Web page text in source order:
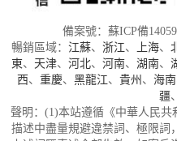
備案號：蘇ICP備
暢銷區域： 江蘇、 浙江、 上海、
東、 天津、 河北、 河南、 湖南、
西、 重慶、 黑龍江、 貴州 、 海南
疆、
聲明：(1)本站遵循《中華人民
描述中盡量規避違禁詞、極限詞